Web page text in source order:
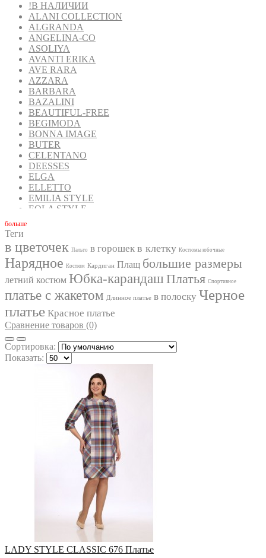
!В НАЛИЧИИ
ALANI COLLECTION
ALGRANDA
ANGELINA-CO
ASOLIYA
AVANTI ERIKA
AVE RARA
AZZARA
BARBARA
BAZALINI
BEAUTIFUL-FREE
BEGIMODA
BONNA IMAGE
BUTER
CELENTANO
DEESSES
ELGA
ELLETTO
EMILIA STYLE
EOLA STYLE
GIZART
GOLDEN VALLEY
INPOINT
IVA
IVELTA PLUS
KALORIS
LA KONA
LADY SECRET
LADY STYLE CLASSIC
LIONA STYLE
LISSANA
LUCKY FOX
MAGIA MODY
MIA MODA
MICHEL STYLE
MICHEL-CHIC
MIRA-FASHION
бoльше
Теги
в цветочек Пальто в горошек в клетку Костюмы юбочные
Нарядное Костюм Кардиган Плащ большие размеры
летний костюм Юбка-карандаш Платья Спортивное
платье с жакетом Длинное платье в полоску Черное
платье Красное платье
Сравнение товаров (0)
Сортировка:
Показать:
LADY STYLE CLASSIC 676 Платье